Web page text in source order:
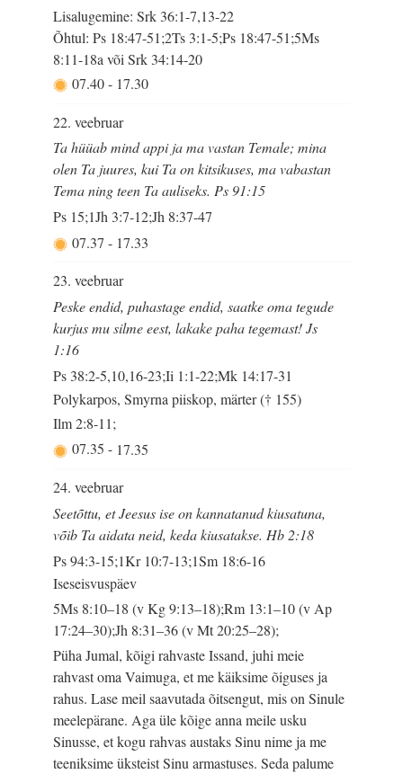
Lisalugemine: Srk 36:1-7,13-22
Õhtul: Ps 18:47-51;2Ts 3:1-5;Ps 18:47-51;5Ms
8:11-18a või Srk 34:14-20
07.40- 17.30
22. veebruar
Ta hüüab mind appi ja ma vastan Temale; mina
olen Ta juures, kui Ta on kitsikuses, ma vabastan
Tema ning teen Ta auliseks. Ps 91:15
Ps 15;1Jh 3:7-12;Jh 8:37-47
07.37- 17.33
23. veebruar
Peske endid, puhastage endid, saatke oma tegude
kurjus mu silme eest, lakake paha tegemast! Js
1:16
Ps 38:2-5,10,16-23;Ii 1:1-22;Mk 14:17-31
Polykarpos, Smyrna piiskop, märter († 155)
Ilm 2:8-11;
07.35- 17.35
24. veebruar
Seetõttu, et Jeesus ise on kannatanud kiusatuna,
võib Ta aidata neid, keda kiusatakse. Hb 2:18
Ps 94:3-15;1Kr 10:7-13;1Sm 18:6-16
Iseseisvuspäev
5Ms 8:10–18 (v Kg 9:13–18);Rm 13:1–10 (v Ap
17:24–30);Jh 8:31–36 (v Mt 20:25–28);
Püha Jumal, kõigi rahvaste Issand, juhi meie
rahvast oma Vaimuga, et me käiksime õiguses ja
rahus. Lase meil saavutada õitsengut, mis on Sinule
meelepärane. Aga üle kõige anna meile usku
Sinusse, et kogu rahvas austaks Sinu nime ja me
teeniksime üksteist Sinu armastuses. Seda palume